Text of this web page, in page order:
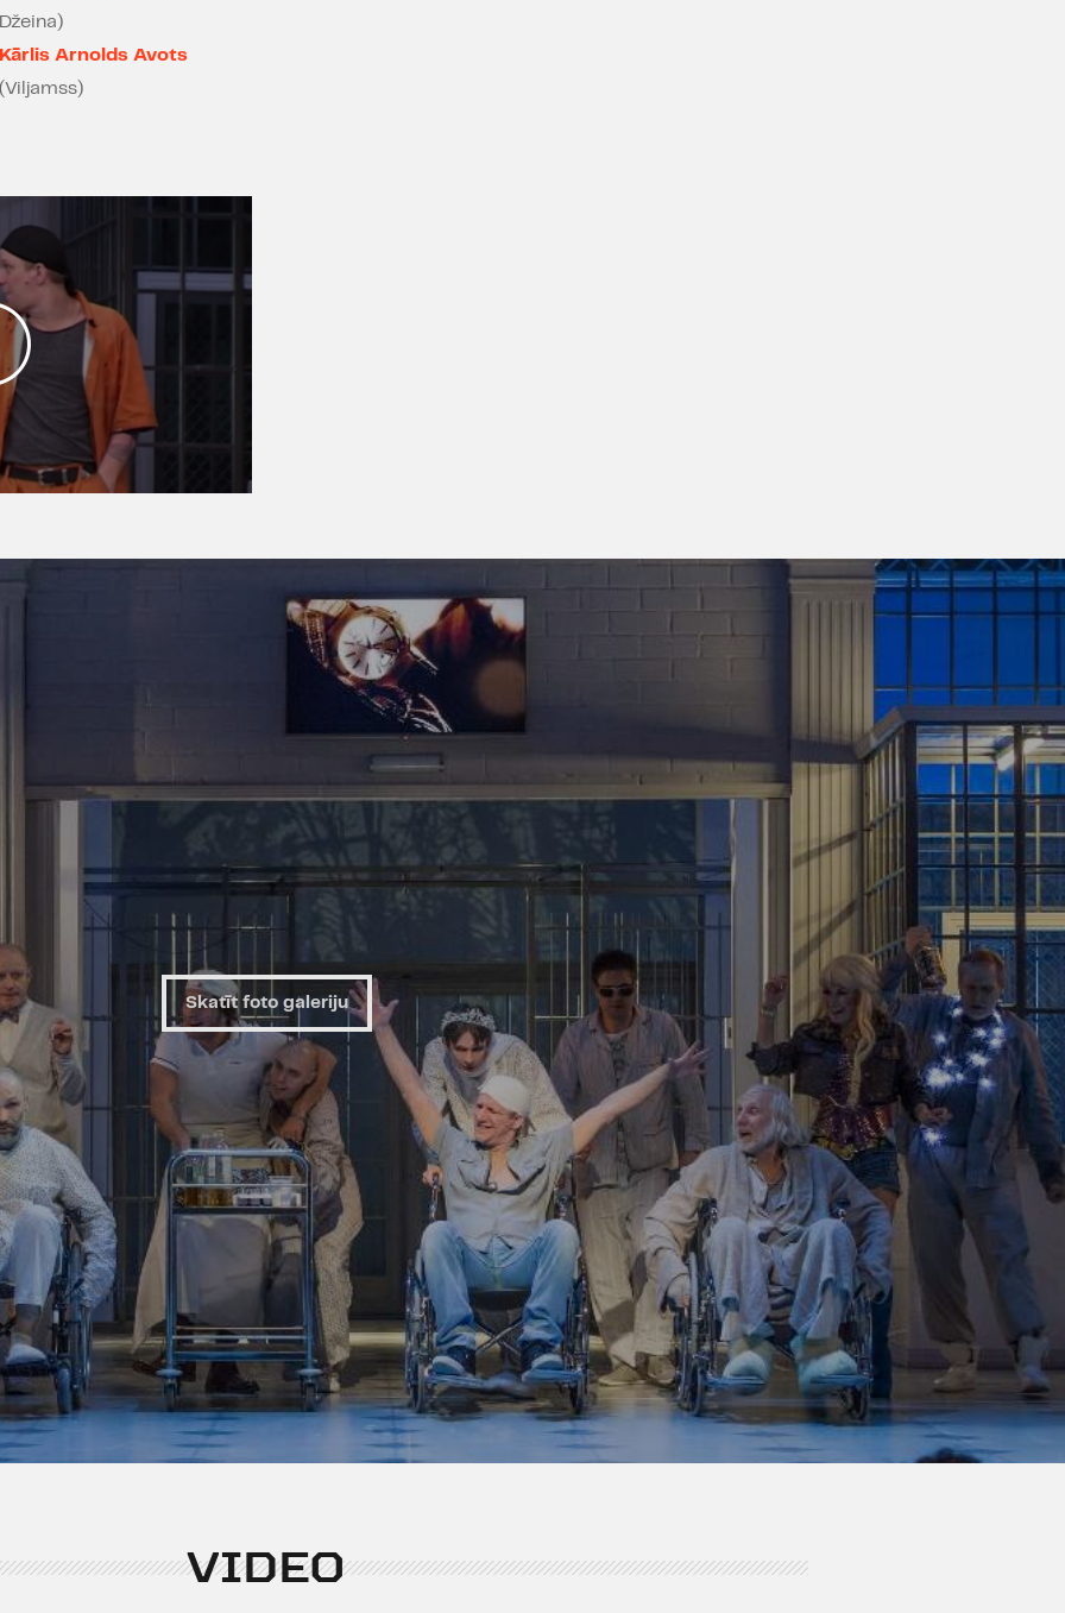
LTV1 raidījuma „100g kultūras" balvai „Kilograms
kultūras".
Izrāde izvirzīta LTV un Latvijas Radio balvai
"Kilograms kultūras 2015"
Nominācijas "Spēlmaņu nakts 2014/2015" balvai:
Gada aktieris otrā plāna lomā - Juris Bartkevičs
Gada kustību māksliniece - Inga Krasovska
Information about this performance in English you
can findHERE
Информацию об этом спектакле на русском языке
можно найти ЗДЕСЬ.
© 1962 Kens Kīzijs. Atkārtots izdevums ar
“Viking/Penguin Random House LLC.” un “The Estate
of Ken Kesey” atļauju
Izrādē smēķē
Vecuma ierobežojums 14+
Džeina)
Kārlis Arnolds Avots
(Viljamss)
Skatīt foto galeriju
VIDEO